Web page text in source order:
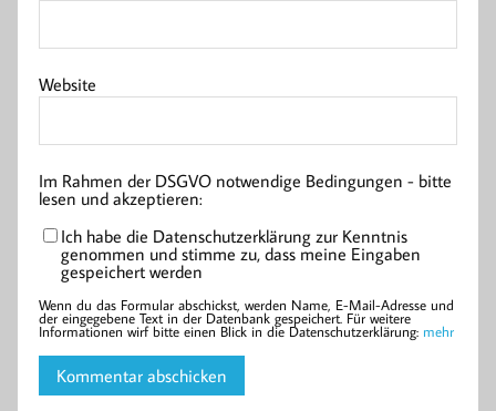
Website
Im Rahmen der DSGVO notwendige Bedingungen - bitte
lesen und akzeptieren:
Ich habe die Datenschutzerklärung zur Kenntnis
genommen und stimme zu, dass meine Eingaben
gespeichert werden
Wenn du das Formular abschickst, werden Name, E-Mail-Adresse und
der eingegebene Text in der Datenbank gespeichert. Für weitere
Informationen wirf bitte einen Blick in die Datenschutzerklärung: mehr